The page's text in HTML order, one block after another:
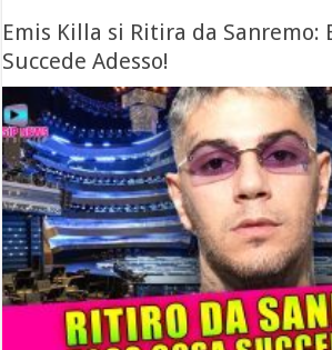
Emis Killa si Ritira da Sanremo:
Succede Adesso!